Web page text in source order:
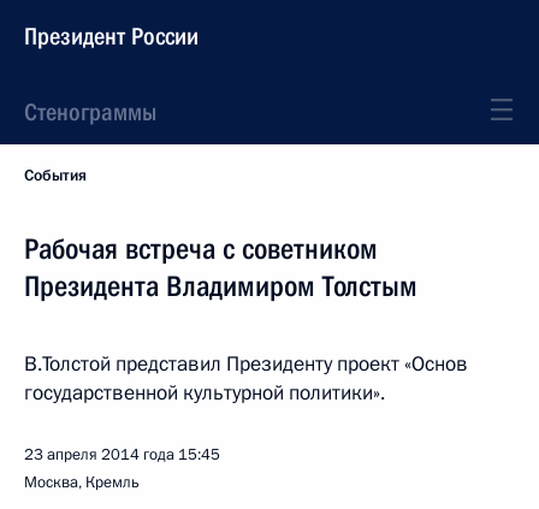
Президент России
Стенограммы
События
Рабочая встреча с советником
Президента Владимиром Толстым
В.Толстой представил Президенту проект «Основ
государственной культурной политики».
23 апреля 2014 года 15:45
Москва, Кремль